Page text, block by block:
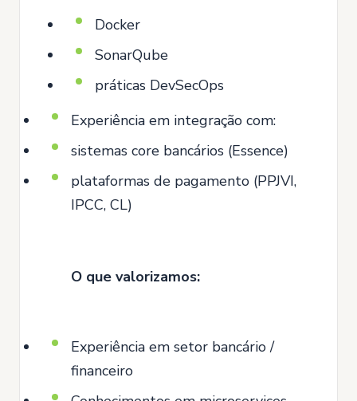
Docker
SonarQube
práticas DevSecOps
Experiência em integração com:
sistemas core bancários (Essence)
plataformas de pagamento (PPJVI,
IPCC, CL)
O que valorizamos:
Experiência em setor bancário /
financeiro